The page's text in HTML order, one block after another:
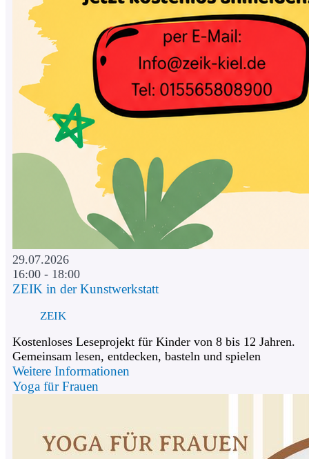
29.07.2026
16:00 - 18:00
ZEIK in der Kunstwerkstatt
ZEIK
Kostenloses Leseprojekt für Kinder von 8 bis 12 Jahren.
Gemeinsam lesen, entdecken, basteln und spielen
Weitere Informationen
Yoga für Frauen